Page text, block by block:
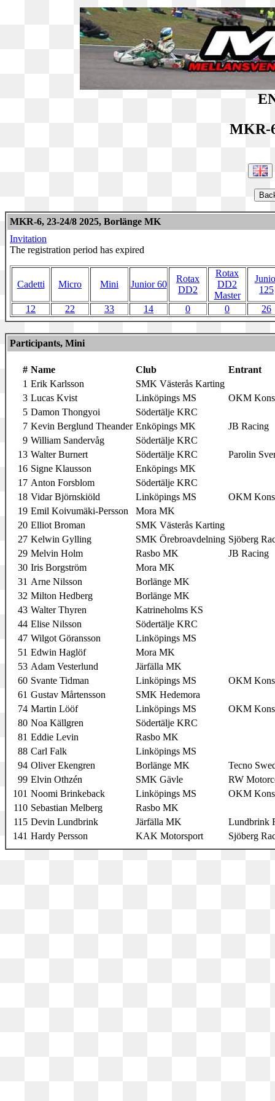
MKR-
MKR-6, 23-24/8 2025, Borlänge MK
Invitation
The registration period has expired
Cadetti Micro Mini Junior 60
Rotax
DD2
Rotax
DD2
Master
125
12
22 33 14 0 0 26
Participants, Mini
# Name Club
Entrant
1 Erik Karlsson
SMK Västerås Karting
3 Lucas Kvist Linköpings MS
OKM
5 Damon Thongyoi
Södertälje KRC
7 Kevin Berglund Theander Enköpings MK
JB Racing
9 William Sandervåg
Södertälje KRC
13 Walter Burnert Södertälje KRC
Parolin
16 Signe Klausson
Enköpings MK
17 Anton Forsblom
Södertälje KRC
18 Vidar Björnskiöld Linköpings MS
OKM
19 Emil Koivumäki-Persson
Mora MK
20 Elliot Broman
SMK Västerås Karting
27 Kelwin Gylling SMK Örebroavdelning Sjöberg
29 Melvin Holm Rasbo MK
JB Racing
30 Iris Borgström
Mora MK
31 Arne Nilsson
Borlänge MK
32 Milton Hedberg
Borlänge MK
43 Walter Thyren
Katrineholms KS
44 Elise Nilsson
Södertälje KRC
47 Wilgot Göransson
Linköpings MS
51 Edwin Haglöf
Mora MK
53 Adam Vesterlund
Järfälla MK
60 Svante Tidman Linköpings MS
OKM
61 Gustav Mårtensson
SMK Hedemora
74 Martin Lööf Linköpings MS
OKM
80 Noa Källgren
Södertälje KRC
81 Eddie Levin
Rasbo MK
88 Carl Falk
Linköpings MS
94 Oliver Ekengren Borlänge MK
Tecno
99 Elvin Othzén SMK Gävle
RW
101 Noomi Brinkeback Linköpings MS
OKM
110 Sebastian Melberg
Rasbo MK
115 Devin Lundbrink Järfälla MK
Lundbrink
141 Hardy Persson KAK Motorsport Sjöberg